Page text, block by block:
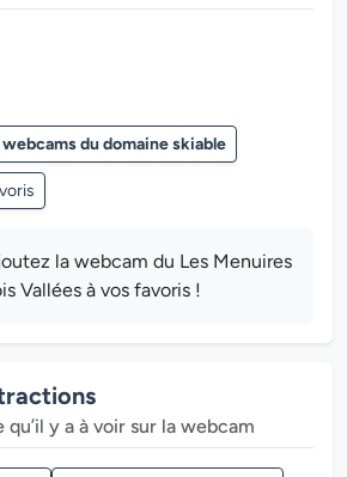
du domaine skiable
la webcam du Les Menuires
Vallées à vos favoris !
y a à voir sur la webcam